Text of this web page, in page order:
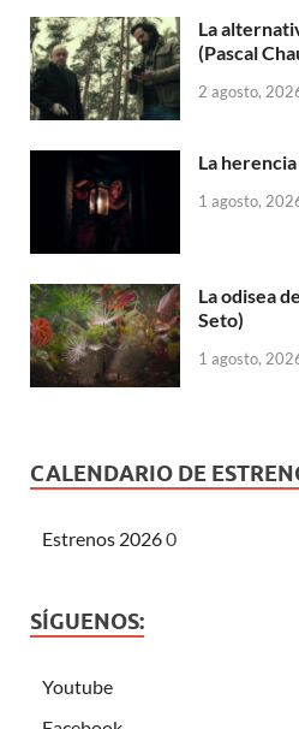
La
(Pascal
2 agosto,
La
1 agosto,
La odisea
Seto)
1 agosto,
CALENDARIO DE
Estrenos 20260
SÍGUENOS:
Youtube